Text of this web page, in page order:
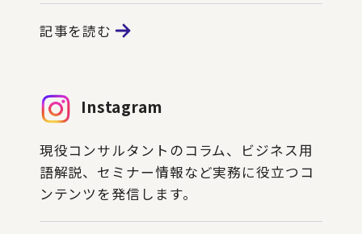
記事を読む
Instagram
現役コンサルタントのコラム、ビジネス用
語解説、セミナー情報など実務に役立つコ
ンテンツを発信します。